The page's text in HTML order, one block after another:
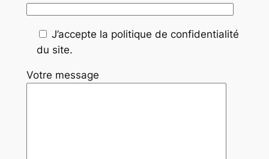
J’accepte la politique de confidentialité
du site.
Votre message